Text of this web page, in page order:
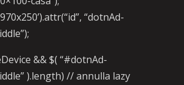
“dotnAd-
&& $( “#dotnAd-
).length) // annulla lazy